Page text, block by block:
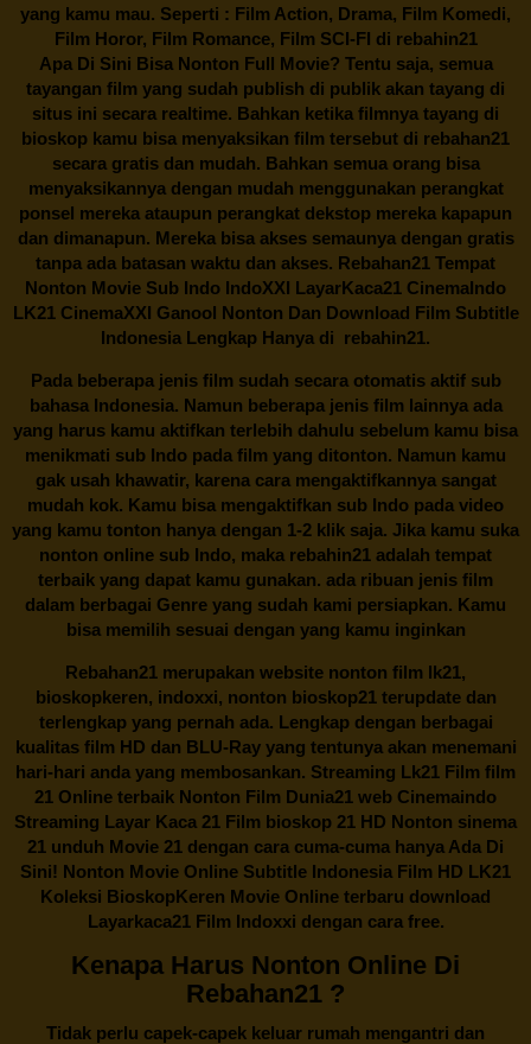
yang kamu mau. Seperti : Film Action, Drama, Film Komedi,
Film Horor, Film Romance, Film SCI-FI di rebahin21
Apa Di Sini Bisa Nonton Full Movie? Tentu saja, semua
tayangan film yang sudah publish di publik akan tayang di
situs ini secara realtime. Bahkan ketika filmnya tayang di
bioskop kamu bisa menyaksikan film tersebut di rebahan21
secara gratis dan mudah. Bahkan semua orang bisa
menyaksikannya dengan mudah menggunakan perangkat
ponsel mereka ataupun perangkat dekstop mereka kapapun
dan dimanapun. Mereka bisa akses semaunya dengan gratis
tanpa ada batasan waktu dan akses. Rebahan21 Tempat
Nonton Movie Sub Indo IndoXXI LayarKaca21 CinemaIndo
LK21 CinemaXXI Ganool Nonton Dan Download Film Subtitle
Indonesia Lengkap Hanya di rebahin21.
Pada beberapa jenis film sudah secara otomatis aktif sub
bahasa Indonesia. Namun beberapa jenis film lainnya ada
yang harus kamu aktifkan terlebih dahulu sebelum kamu bisa
menikmati sub Indo pada film yang ditonton. Namun kamu
gak usah khawatir, karena cara mengaktifkannya sangat
mudah kok. Kamu bisa mengaktifkan sub Indo pada video
yang kamu tonton hanya dengan 1-2 klik saja. Jika kamu suka
nonton online sub Indo, maka rebahin21 adalah tempat
terbaik yang dapat kamu gunakan. ada ribuan jenis film
dalam berbagai Genre yang sudah kami persiapkan. Kamu
bisa memilih sesuai dengan yang kamu inginkan
Rebahan21 merupakan website nonton film lk21,
bioskopkeren, indoxxi, nonton bioskop21 terupdate dan
terlengkap yang pernah ada. Lengkap dengan berbagai
kualitas film HD dan BLU-Ray yang tentunya akan menemani
hari-hari anda yang membosankan. Streaming Lk21 Film film
21 Online terbaik Nonton Film Dunia21 web Cinemaindo
Streaming Layar Kaca 21 Film bioskop 21 HD Nonton sinema
21 unduh Movie 21 dengan cara cuma-cuma hanya Ada Di
Sini! Nonton Movie Online Subtitle Indonesia Film HD LK21
Koleksi BioskopKeren Movie Online terbaru download
Layarkaca21 Film Indoxxi dengan cara free.
Kenapa Harus Nonton Online Di
Rebahan21 ?
Tidak perlu capek-capek keluar rumah mengantri dan